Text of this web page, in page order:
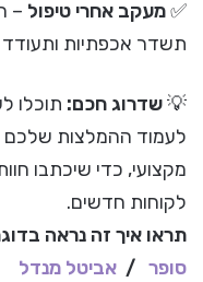
✅מעקב אחרי טיפול –
תשדר אכפתיות ותעודד
💡שדרוג חכם: תוכלו
לעמוד ההמלצות שלכם
מקצועי, כדי שיכתבו
לקוחות חדשים.
תראו איך זה נראה
סופר / אביטל מנדל